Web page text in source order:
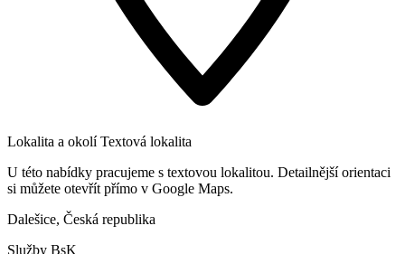
Lokalita a okolí Textová lokalita
U této nabídky pracujeme s textovou lokalitou. Detailnější orientaci
si můžete otevřít přímo v Google Maps.
Dalešice, Česká republika
Služby BsK